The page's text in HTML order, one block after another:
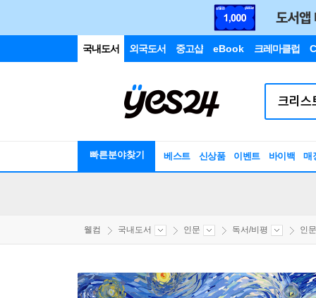
국내도서 외국도서 중고샵 eBook 크레마클럽
빠른분야찾기 베스트 신상품 이벤트 바이백 매
웰컴 국내도서 인문 독서/비평 인